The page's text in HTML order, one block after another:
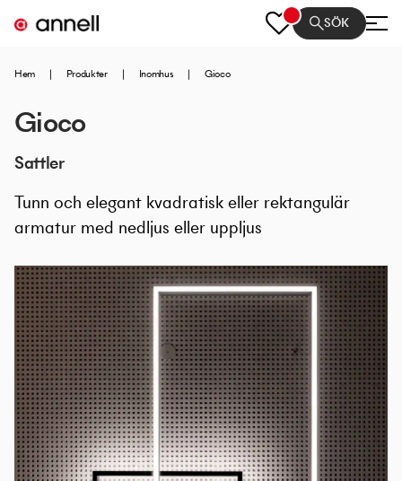
SÖK
Hem | Produkter | Inomhus | Gioco
Gioco
Sattler
Tunn och elegant kvadratisk eller rektangulär
armatur med nedljus eller uppljus